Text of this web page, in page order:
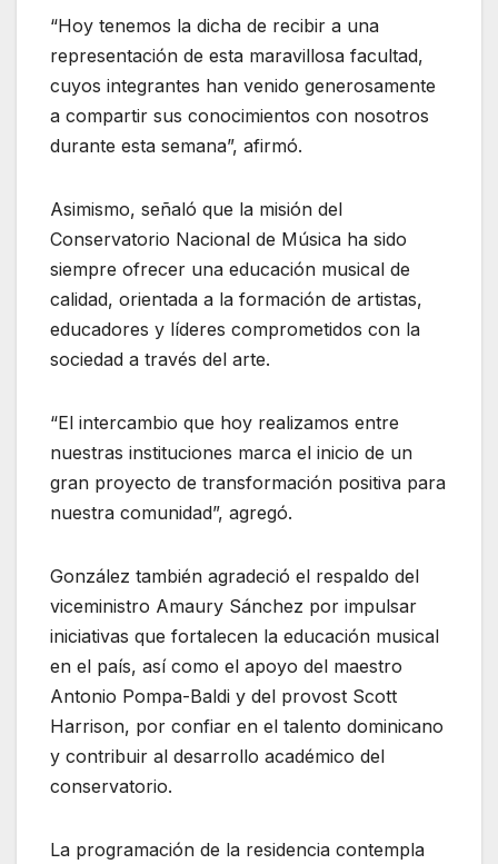
“Hoy tenemos la dicha de recibir a una
representación de esta maravillosa facultad,
cuyos integrantes han venido generosamente
a compartir sus conocimientos con nosotros
durante esta semana”, afirmó.
Asimismo, señaló que la misión del
Conservatorio Nacional de Música ha sido
siempre ofrecer una educación musical de
calidad, orientada a la formación de artistas,
educadores y líderes comprometidos con la
sociedad a través del arte.
“El intercambio que hoy realizamos entre
nuestras instituciones marca el inicio de un
gran proyecto de transformación positiva para
nuestra comunidad”, agregó.
González también agradeció el respaldo del
viceministro Amaury Sánchez por impulsar
iniciativas que fortalecen la educación musical
en el país, así como el apoyo del maestro
Antonio Pompa-Baldi y del provost Scott
Harrison, por confiar en el talento dominicano
y contribuir al desarrollo académico del
conservatorio.
La programación de la residencia contempla